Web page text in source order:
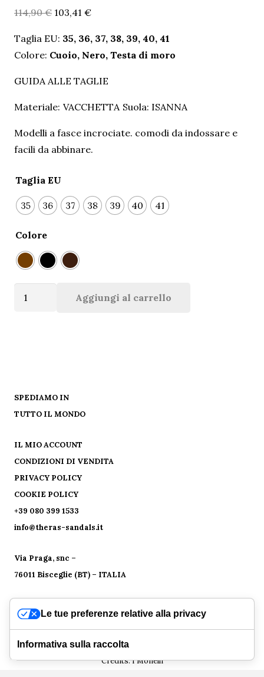
114,90€ Il
originale
era:
114,90 €.
103,41 €Il
attuale
è:
103,41 €.
Taglia EU: 35, 36, 37, 38, 39, 40, 41
Colore: Cuoio, Nero, Testa di moro
GUIDA ALLE TAGLIE
Materiale: VACCHETTA Suola: ISANNA
Modelli a fasce incrociate. comodi da indossare e
facili da abbinare.
Taglia EU
35 36 37 38 39 40 41
Colore
Aggiungi al carrello
SPEDIAMO IN
TUTTO IL MONDO
IL MIO ACCOUNT
CONDIZIONI DI VENDITA
PRIVACY POLICY
COOKIE POLICY
+39 080 399 1533
info@theras-sandals.it
Via Praga, snc –
76011 Bisceglie (BT) – ITALIA
PHOENIX S.R.L. | P.Iva 08836210727 – Via Praga, snc – 76011
Bisceglie (BT)
Credits:I Monelli
Le tue preferenze relative alla privacy
Informativa sulla raccolta